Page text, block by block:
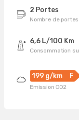
2 Portes
Nombre de portes
6,6 L/100 Km
Consommation
199 g/km F
Emission CO2